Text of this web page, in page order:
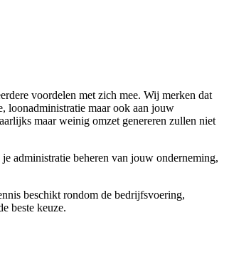
voordelen met zich mee. Wij merken dat
loonadministratie maar ook aan jouw
maar weinig omzet genereren zullen niet
administratie beheren van jouw onderneming,
beschikt rondom de bedrijfsvoering,
beste keuze.